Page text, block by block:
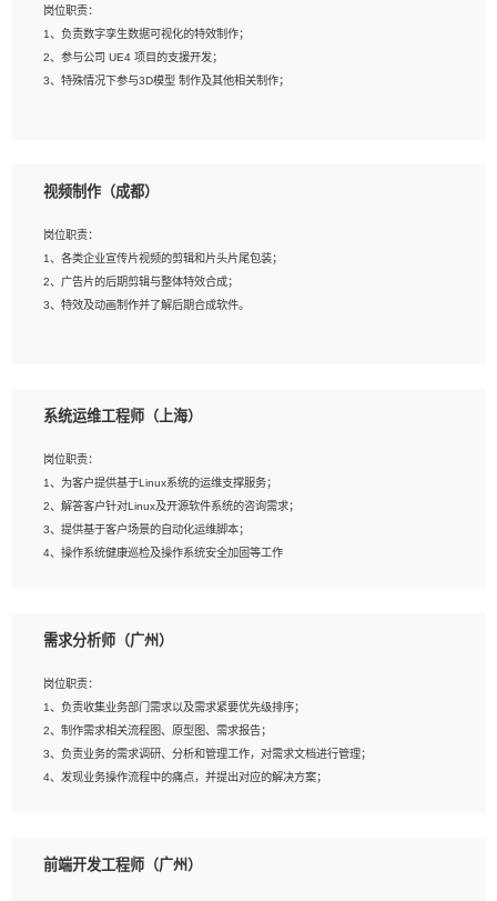
4、有良好的沟通能力和团队合作意识；
5、开发过 HoloLens 程序者优先。
岗位职责：
1、负责数字孪生数据可视化的特效制作；
2、参与公司 UE4 项目的支援开发；
3、特殊情况下参与3D模型 制作及其他相关制作；
上；
3、想象力丰富, 有一定的艺术审美深度；
4、有良好的场景特效搭建功底；
5、熟悉 3Ds Max 或者 Maya；
6、有良好的沟通能力和团队合作意识；
视频制作（成都）
岗位职责：
1、各类企业宣传片视频的剪辑和片头片尾包装；
2、广告片的后期剪辑与整体特效合成；
3、特效及动画制作并了解后期合成软件。
2、熟练使用After Effect、Photo Shop、熟练掌握视频剪辑和特效包装软件；
4、在剪辑上会思考，有一定编导思维；
5、踏实， 勤奋，愿意在工作中不断学习，提高自我；
6、能与同事友好相处。
系统运维工程师（上海）
岗位职责：
1、为客户提供基于Linux系统的运维支撑服务；
2、解答客户针对Linux及开源软件系统的咨询需求；
3、提供基于客户场景的自动化运维脚本；
4、操作系统健康巡检及操作系统安全加固等工作
1、全日制本科计算机相关专业毕业，3年以上相关工作经验；
3、熟练使用脚本语言，shell/python任一种，熟练使用Ansible
4、熟悉linux常见服务、中间件的基本原理、部署以及故障处理，如：Mysql、
Apache、Nginx、Zabbix、Kafka等
5、熟悉主流虚拟化技术，如：VMware、KVM
6、具备网络方面的基础知识，熟悉常见的网络协议，如TCP/IP，转发原理，路由优
8、有良好的文档编写能力和沟通能力，有RHCE证书优先
需求分析师（广州）
岗位职责：
1、负责收集业务部门需求以及需求紧要优先级排序；
2、制作需求相关流程图、原型图、需求报告；
3、负责业务的需求调研、分析和管理工作，对需求文档进行管理；
4、发现业务操作流程中的痛点，并提出对应的解决方案；
岗位要求：
前端开发工程师（广州）